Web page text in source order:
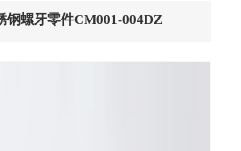
钢螺牙零件CM001-004DZ